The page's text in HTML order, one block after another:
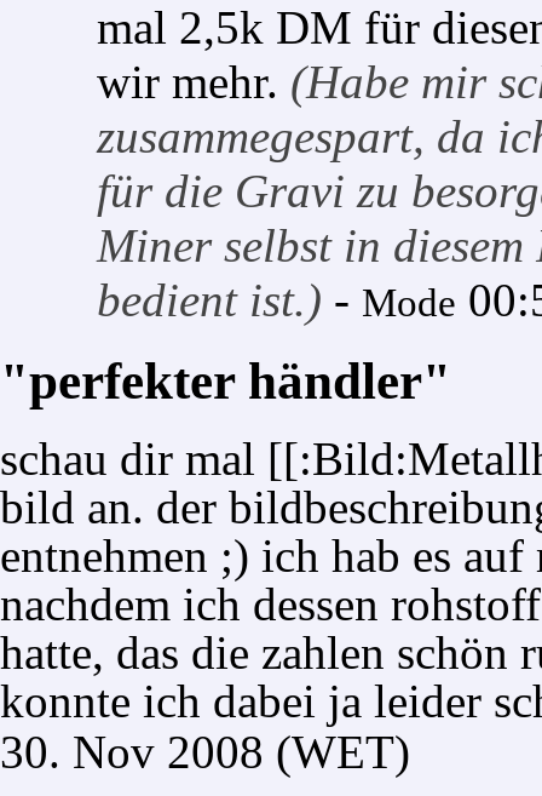
mal 2,5k DM für
wir mehr. (Habe mir
zusammegespart, da
für die Gravi zu
Miner selbst in
bedient ist.) - Mode
"perfekter händler"
schau dir mal
bild an. der
entnehmen ;) ich hab es
nachdem ich dessen
hatte, das die zahlen schön
konnte ich dabei ja leider
30. Nov 2008 (WET)